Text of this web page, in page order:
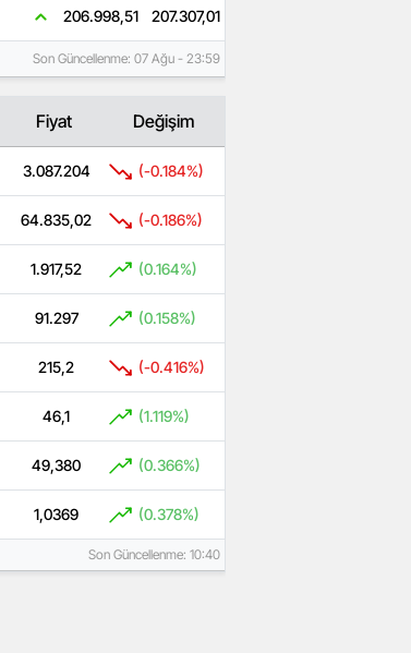
206.998,51 207.307,01
Son Güncellenme: 07 Ağu - 23:59
Fiyat Değişim
3.087.204 (-0.184%)
64.835,02 (-0.186%)
1.917,52 (0.164%)
91.297 (0.158%)
215,2 (-0.416%)
46,1 (1.119%)
49,380 (0.366%)
1,0369 (0.378%)
Son Güncellenme: 10:40